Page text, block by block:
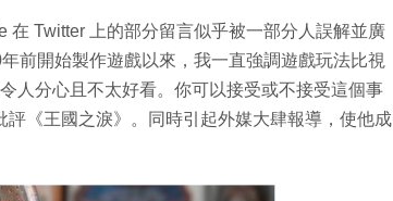
間
在 Twitter 上的部分留言似乎被一部分人誤解並廣
前開始製作遊戲以來，我一直強調遊戲玩法比視
人分心且不太好看。你可以接受或不接受這個事
《王國之淚》。同時引起外媒大肆報導，使他成